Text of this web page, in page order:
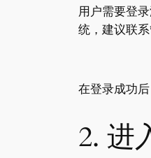
用户需要登
统，建议联系
在登录成功
2. 进